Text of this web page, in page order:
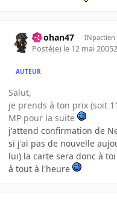
Doohan47 INpactien
Posté(e) le 12 mai 2005
AUTEUR
Salut,
je prends à ton prix (soit
MP pour la suite
j'attend confirmation de
si j'ai pas de nouvelle
lui) la carte sera donc à toi
à tout à l'heure